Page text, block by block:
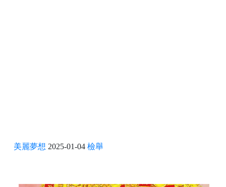
美麗夢想 2025-01-04 檢舉